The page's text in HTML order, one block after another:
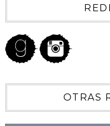
OTRAS